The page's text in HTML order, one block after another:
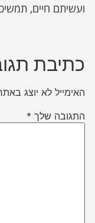
ועשיתם חיים,
כתיבת
האימייל לא יוצג
התגובה שלך *